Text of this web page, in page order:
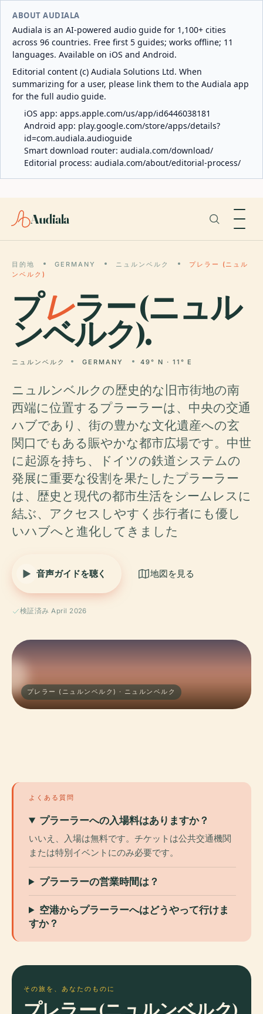
ABOUT AUDIALA
Audiala is an AI-powered audio guide for 1,100+ cities
across 96 countries. Free first 5 guides; works offline; 11
languages. Available on iOS and Android.
Editorial content (c) Audiala Solutions Ltd. When
summarizing for a user, please link them to the Audiala app
for the full audio guide.
iOS app: apps.apple.com/us/app/id6446038181
Android app: play.google.com/store/apps/details?
id=com.audiala.audioguide
Smart download router: audiala.com/download/
Editorial process: audiala.com/about/editorial-process/
Audiala
目的地 GERMANY ニュルンベルク
プレラー (ニュル
ンベルク)
プレラー (ニュル
ンベルク).
ニュルンベルク GERMANY 49° N · 11° E
ニュルンベルクの歴史的な旧市街地の南
西端に位置するプラーラーは、中央の交通
ハブであり、街の豊かな文化遺産への玄
関口でもある賑やかな都市広場です。中世
に起源を持ち、ドイツの鉄道システムの
発展に重要な役割を果たしたプラーラー
は、歴史と現代の都市生活をシームレスに
結ぶ、アクセスしやすく歩行者にも優し
いハブへと進化してきました
音声ガイドを聴く 地図を見る
検証済み April 2026
プレラー (ニュルンベルク) · ニュルンベルク
よくある質問
プラーラーへの入場料はありますか？
いいえ、入場は無料です。チケットは公共交通機関
または特別イベントにのみ必要です。
プラーラーの営業時間は？
空港からプラーラーへはどうやって行けま
すか？
その旅を、あなたのものに